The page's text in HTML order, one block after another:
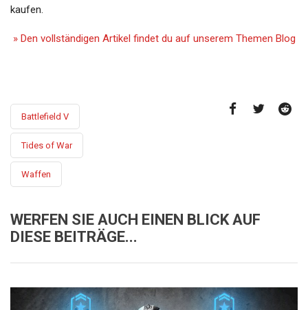
kaufen.
» Den vollständigen Artikel findet du auf unserem Themen Blog
Battlefield V
Tides of War
Waffen
WERFEN SIE AUCH EINEN BLICK AUF
DIESE BEITRÄGE...